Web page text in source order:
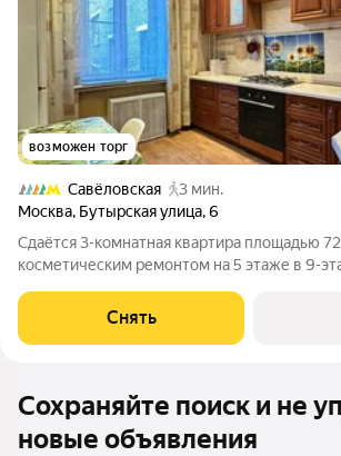
возможен торг
Савёловская
3 мин.
Москва, Бутырская улица,6
Сдаётся 3-комнатная квартира площадью
косметическим ремонтом на 5 этаже в 9-
Стиральная машина Холодильник Посудомоечная машина
Снять
Сохраняйте поиск и не
новые объявления